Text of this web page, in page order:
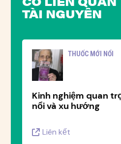
TÀI NGUYÊN
THUỐC MỚI NỔI
Kinh nghiệm quan
nổi và xu hướng
Liên kết